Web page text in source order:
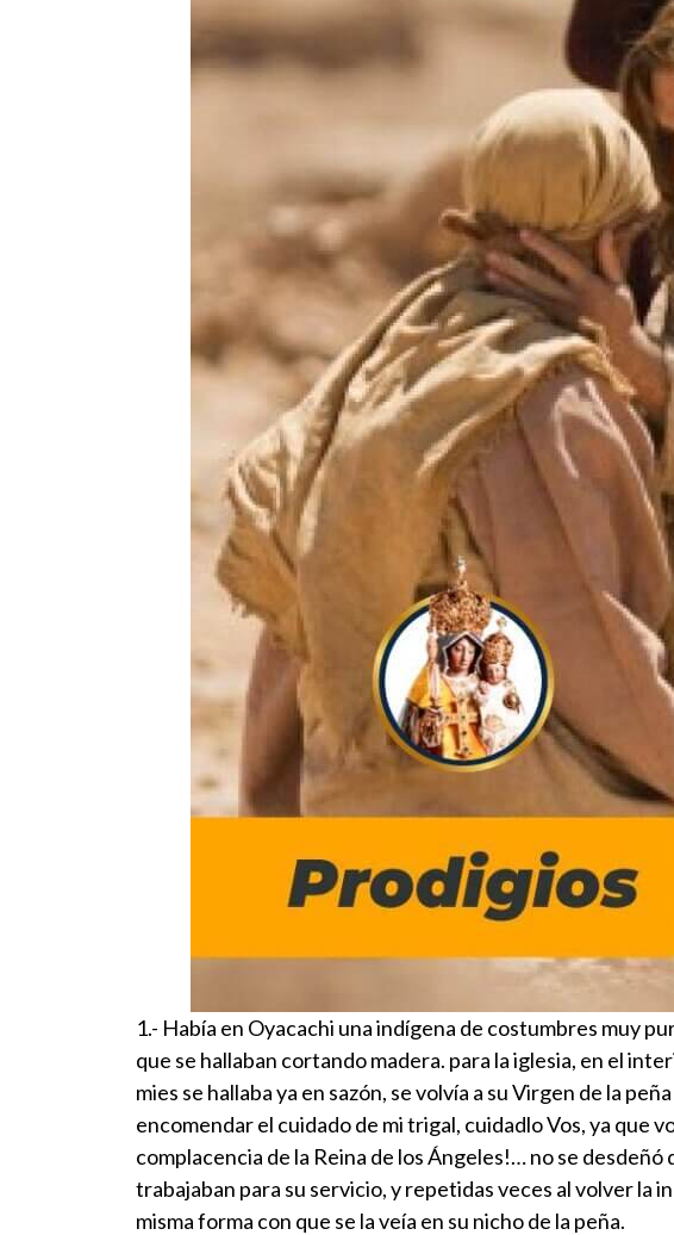
1.- Había en Oyacachi una indígena de costumbres muy
que se hallaban cortando madera. para la iglesia, en el
mies se hallaba ya en sazón, se volvía a su Virgen de la
encomendar el cuidado de mi trigal, cuidadlo Vos, ya que
complacencia de la Reina de los Ángeles!… no se
trabajaban para su servicio, y repetidas veces al volver la
misma forma con que se la veía en su nicho de la peña.